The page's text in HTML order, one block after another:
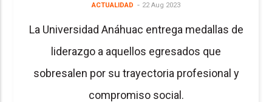
ACTUALIDAD 22 Aug 2023
La Universidad Anáhuac entrega medallas de
liderazgo a aquellos egresados que
sobresalen por su trayectoria profesional y
compromiso social.